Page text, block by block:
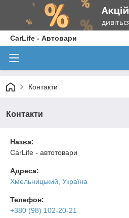
CarLife - Автовари
Контакти
Контакти
Назва:
CarLife - автотовари
Адреса:
Хмельницький, Україна
Телефон:
+380 (98) 102-20-21